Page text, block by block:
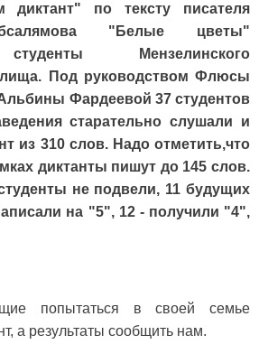
по тексту писателя
"Белые цветы"
Мензелинского
Под руководством Флюсы
Фардеевой 37 студентов
старательно слушали и
из 310 слов. Надо отметить,что
диктанты пишут до 145 слов.
не подвели, 11 будущих
на "5", 12 - получили "4",
попытаться в своей семье
а результаты сообщить нам.